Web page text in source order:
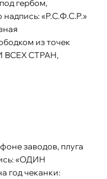
гербом,
«Р.С.Ф.С.Р.»
из точек
ВСЕХ СТРАН,
«ОДИН
год чеканки: